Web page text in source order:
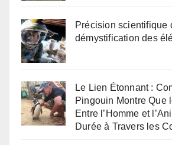
Précision scientifique
démystification des
Le Lien Étonnant :
Pingouin Montre Que
Entre l’Homme et
Durée à Travers les